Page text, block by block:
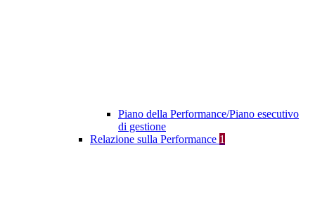
Piano della Performance/Piano esecutivo
di gestione
Relazione sulla Performance 1